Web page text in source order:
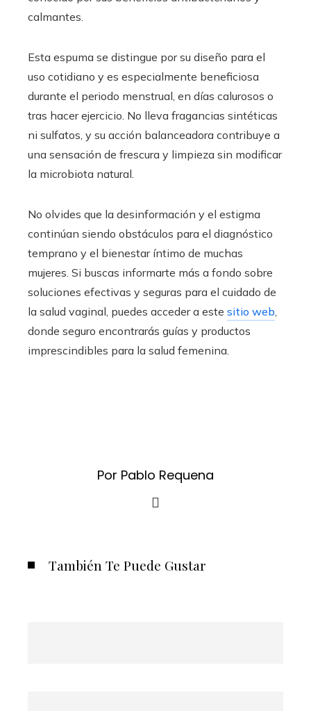
calmantes.
Esta espuma se distingue por su diseño para el
uso cotidiano y es especialmente beneficiosa
durante el periodo menstrual, en días calurosos o
tras hacer ejercicio. No lleva fragancias sintéticas
ni sulfatos, y su acción balanceadora contribuye a
una sensación de frescura y limpieza sin modificar
la microbiota natural.
No olvides que la desinformación y el estigma
continúan siendo obstáculos para el diagnóstico
temprano y el bienestar íntimo de muchas
mujeres. Si buscas informarte más a fondo sobre
soluciones efectivas y seguras para el cuidado de
la salud vaginal, puedes acceder a este sitio web,
donde seguro encontrarás guías y productos
imprescindibles para la salud femenina.
Por Pablo Requena
También Te Puede Gustar